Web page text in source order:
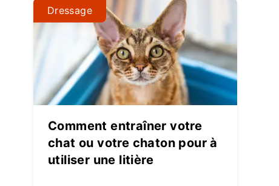
Dressage
Comment entraîner votre
chat ou votre chaton pour à
utiliser une litière